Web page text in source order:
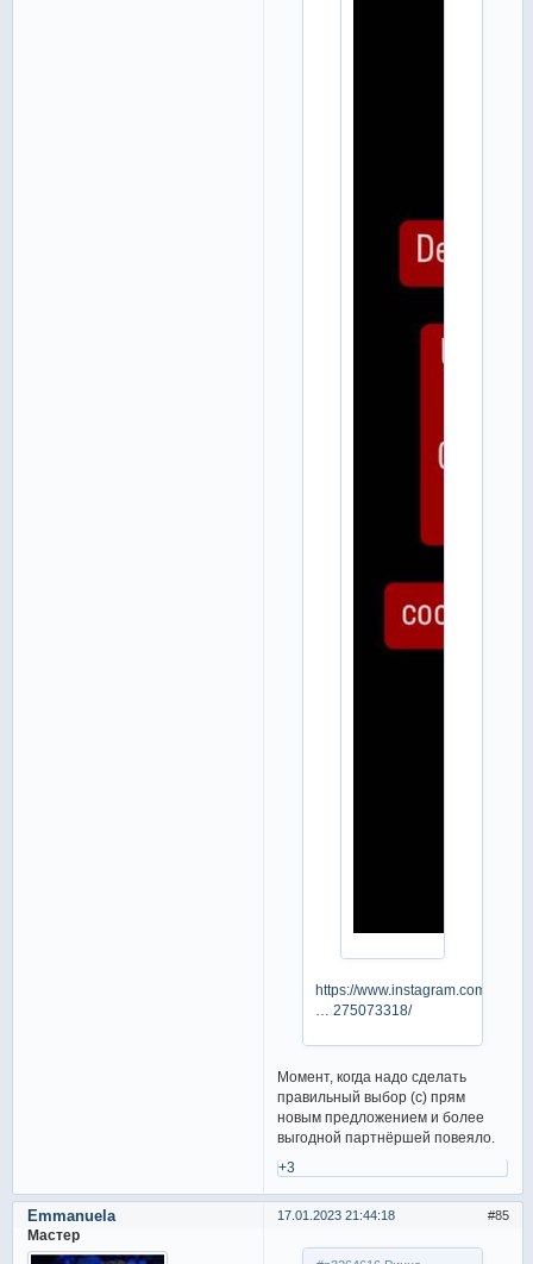
https://www.instagram.com/
… 275073318/
Момент, когда надо сделать
правильный выбор (с) прям
новым предложением и более
выгодной партнёршей повеяло.
+3
85
17.01.2023 21:44:18
Emmanuela
Мастер